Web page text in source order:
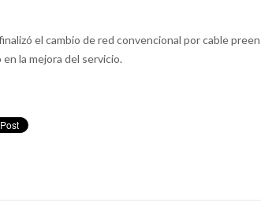
el cambio de red convencional por cable
la mejora del servicio.